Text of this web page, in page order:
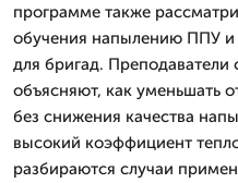
программе также
обучения напылению ППУ и
для бригад. Преподаватели
объясняют, как уменьшать
без снижения качества
высокий коэффициент
разбираются случаи